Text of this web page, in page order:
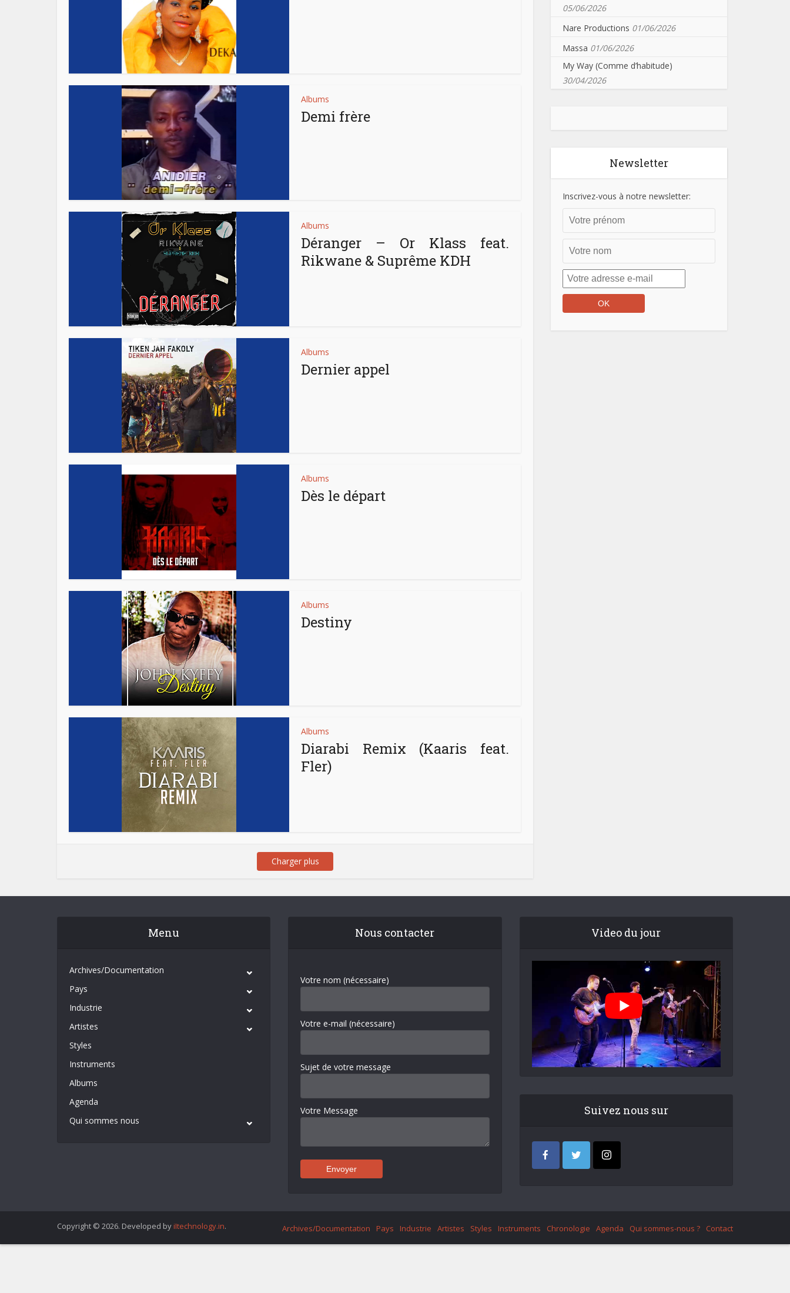
Albums
Demi frère
Albums
Déranger – Or Klass feat.
Rikwane & Suprême KDH
Albums
Dernier appel
Albums
Dès le départ
Albums
Destiny
Albums
Diarabi Remix (Kaaris feat.
Fler)
Charger plus
05/06/2026
Nare Productions 01/06/2026
Massa 01/06/2026
My Way (Comme d’habitude)
30/04/2026
Newsletter
Inscrivez-vous à notre newsletter:
Menu
Archives/Documentation
Pays
Industrie
Artistes
Styles
Instruments
Albums
Agenda
Qui sommes nous
Nous contacter
Votre nom (nécessaire)
Votre e-mail (nécessaire)
Sujet de votre message
Votre Message
Video du jour
Suivez nous sur
Copyright © 2026. Developed by iItechnology.in. Archives/Documentation Pays Industrie Artistes Styles Instruments Chronologie Agenda Qui sommes-nous ? Contact